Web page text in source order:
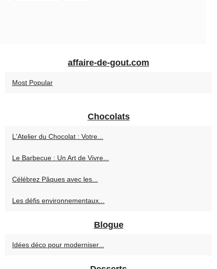
affaire-de-gout.com
Most Popular
Chocolats
L'Atelier du Chocolat : Votre...
Le Barbecue : Un Art de Vivre...
Célébrez Pâques avec les...
Les défis environnementaux...
Blogue
Idées déco pour moderniser...